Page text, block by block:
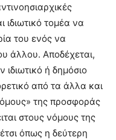
ιδιωτικό τομέα να
του ενός να
άλλου. Αποδέχεται,
ιδιωτικό ή δημόσιο
από τα άλλα και
της προσφοράς
στους νόμους της
όπως η δεύτερη